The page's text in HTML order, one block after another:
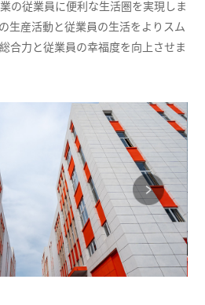
の従業員に便利な生活圏を実現しま
生産活動と従業員の生活をよりスム
合力と従業員の幸福度を向上させま